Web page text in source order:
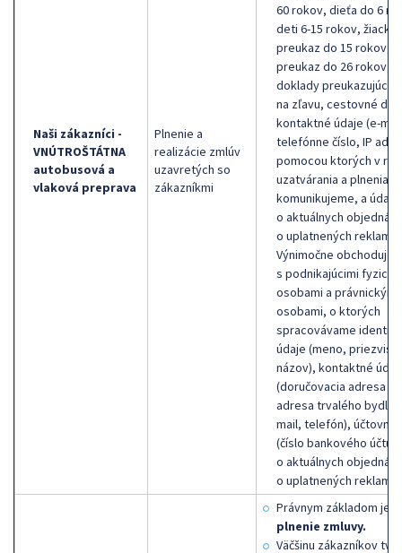
Naši zákazníci -
VNÚTROŠTÁTNA
autobusová a
vlaková preprava
Plnenie a
realizácie zmlúv
uzavretých so
zákazníkmi
60 rokov, dieťa do 6
deti 6-15 rokov, žiacky
preukaz do 15 rokov,
preukaz do 26 rokov,
doklady preukazujúce
na zľavu, cestovné
kontaktné údaje (e-
telefónne číslo, IP
pomocou ktorých v
uzatvárania a plnenia
komunikujeme, a údaje
o aktuálnych
o uplatnených
Výnimočne
s podnikajúcimi
osobami a právnickými
osobami, o ktorých
spracovávame
údaje (meno,
názov), kontaktné
(doručovacia adresa
adresa trvalého
mail, telefón), účtovné
(číslo bankového
o aktuálnych
o uplatnených
Právnym základom je
plnenie zmluvy.
Väčšinu zákazníkov